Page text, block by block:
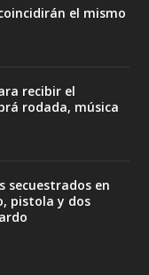
el mismo
recibir el
rodada, música
secuestrados en
pistola y dos